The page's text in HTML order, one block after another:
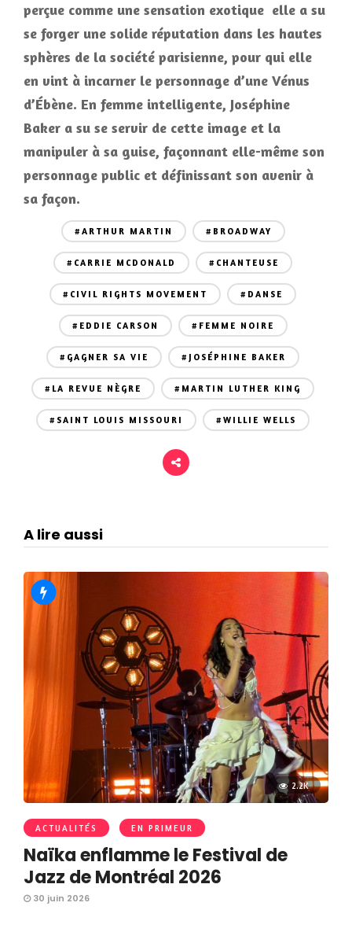
perçue comme une sensation exotique elle a su
se forger une solide réputation dans les hautes
sphères de la société parisienne, pour qui elle
en vint à incarner le personnage d’une Vénus
d’Ébène. En femme intelligente, Joséphine
Baker a su se servir de cette image et la
manipuler à sa guise, façonnant elle-même son
personnage public et définissant son avenir à
sa façon.
#ARTHUR MARTIN #BROADWAY
#CARRIE MCDONALD #CHANTEUSE
#CIVIL RIGHTS MOVEMENT #DANSE
#EDDIE CARSON #FEMME NOIRE
#GAGNER SA VIE #JOSÉPHINE BAKER
#LA REVUE NÈGRE #MARTIN LUTHER KING
#SAINT LOUIS MISSOURI #WILLIE WELLS
A lire aussi
2.2K
ACTUALITÉS EN PRIMEUR
Naïka enflamme le Festival de
Jazz de Montréal 2026
30 juin 2026